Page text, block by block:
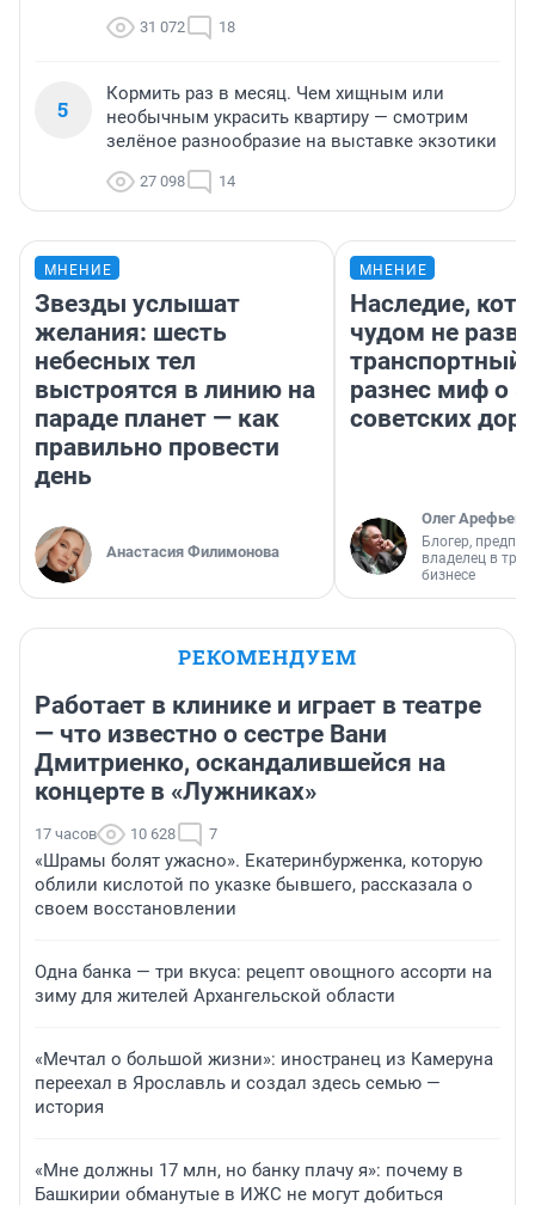
31 072 18
5
Кормить раз в месяц. Чем хищным или
необычным украсить квартиру — смотрим
зелёное разнообразие на выставке экзотики
27 098 14
МНЕНИЕ
Звезды услышат
желания: шесть
небесных тел
выстроятся в линию на
параде планет — как
правильно провести
день
Анастасия Филимонова
МНЕНИЕ
Наследие,
чудом не
транспортный
разнес миф о
советских
Олег Арефьев
Блогер,
владелец в
бизнесе
РЕКОМЕНДУЕМ
Работает в клинике и играет в театре
— что известно о сестре Вани
Дмитриенко, оскандалившейся на
концерте в «Лужниках»
17 часов 10 628 7
«Шрамы болят ужасно». Екатеринбурженка, которую
облили кислотой по указке бывшего, рассказала о
своем восстановлении
Одна банка — три вкуса: рецепт овощного ассорти на
зиму для жителей Архангельской области
«Мечтал о большой жизни»: иностранец из Камеруна
переехал в Ярославль и создал здесь семью —
история
«Мне должны 17 млн, но банку плачу я»: почему в
Башкирии обманутые в ИЖС не могут добиться